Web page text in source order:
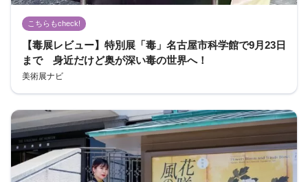
こちらもcheck!
【毒展レビュー】特別展「毒」名古屋市科学館で9月23日
まで 身近だけど奥が深い毒の世界へ！
美術展ナビ